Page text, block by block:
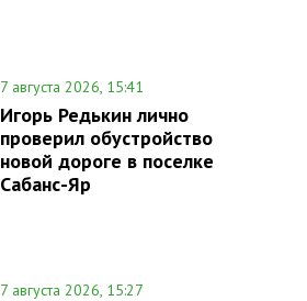
7 августа 2026, 15:41
Игорь Редькин лично
проверил обустройство
новой дороге в поселке
Сабанс-Яр
7 августа 2026, 15:27